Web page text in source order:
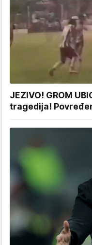
JEZIVO! GROM
tragedija!